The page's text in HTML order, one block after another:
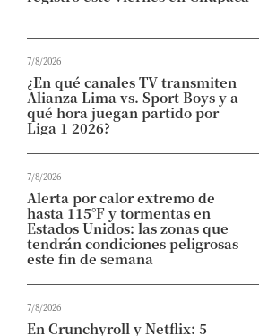
7/8/2026
¿En qué canales TV transmiten
Alianza Lima vs. Sport Boys y a
qué hora juegan partido por
Liga 1 2026?
7/8/2026
Alerta por calor extremo de
hasta 115°F y tormentas en
Estados Unidos: las zonas que
tendrán condiciones peligrosas
este fin de semana
7/8/2026
En Crunchyroll y Netflix: 5